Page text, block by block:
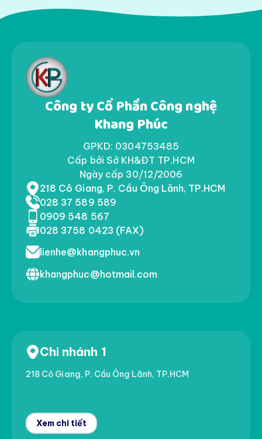
Công ty Cổ Phần Công nghệ
Khang Phúc
GPKD: 0304753485
Cấp bởi Sở KH&ĐT TP.HCM
Ngày cấp 30/12/2006
218 Cô Giang, P. Cầu Ông Lãnh, TP.HCM
028 37 589 589
0909 548 567
028 3758 0423 (FAX)
lienhe@khangphuc.vn
khangphuc@hotmail.com
Chi nhánh 1
218 Cô Giang, P. Cầu Ông Lãnh, TP.HCM
Xem chi tiết